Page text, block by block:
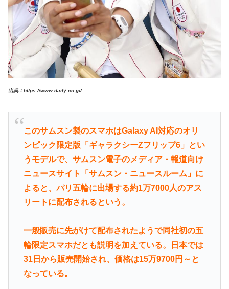
出典：https://www.daily.co.jp/
このサムスン製のスマホはGalaxy AI対応のオリ
ンピック限定版「ギャラクシーZフリップ6」とい
うモデルで、サムスン電子のメディア・報道向け
ニュースサイト「サムスン・ニュースルーム」に
よると、パリ五輪に出場する約1万7000人のアス
リートに配布されるという。
一般販売に先がけて配布されたようで同社初の五
輪限定スマホだとも説明を加えている。日本では
31日から販売開始され、価格は15万9700円～と
なっている。